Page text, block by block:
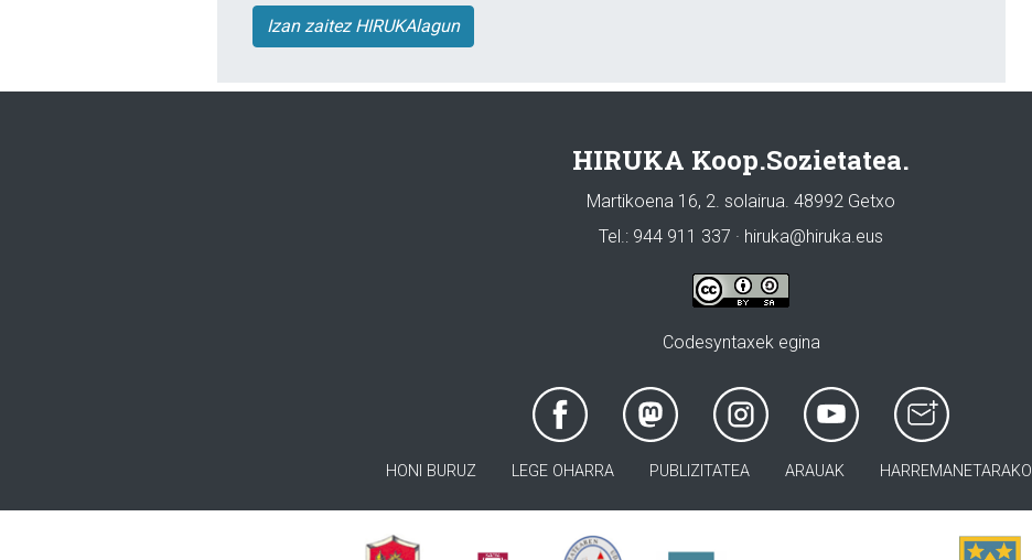
Izan zaitez HIRUKAlagun
HIRUKA Koop.Sozietatea.
Martikoena 16, 2. solairua. 48992 Getxo
Tel.: 944 911 337 · hiruka@hiruka.eus
Codesyntaxek egina
HONI BURUZ LEGE OHARRA PUBLIZITATEA ARAUAK HARREMANETARAKO